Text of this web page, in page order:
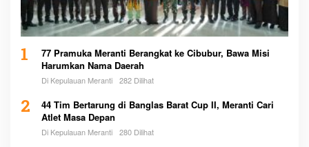
1
77 Pramuka Meranti Berangkat ke Cibubur, Bawa Misi
Harumkan Nama Daerah
Di Kepulauan Meranti 282 Dilihat
2
44 Tim Bertarung di Banglas Barat Cup II, Meranti Cari
Atlet Masa Depan
Di Kepulauan Meranti 280 Dilihat